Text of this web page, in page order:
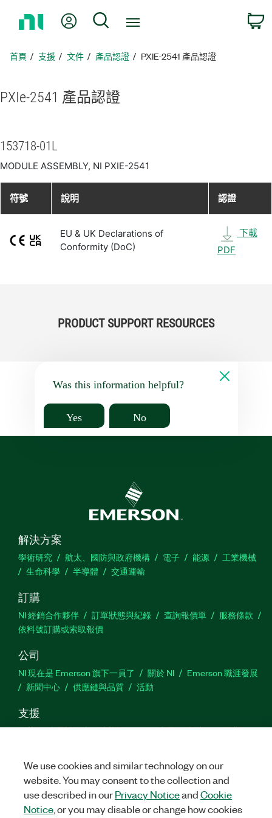
頁
我的帳號 搜尋
首頁 支援 文件 產品認證 PXIE-2541 產品認證
PXIe-2541 產品認證
153718-01L
MODULE ASSEMBLY, NI PXIE-2541
符號 說明 認證
EU & UK Declarations of
Conformity (DoC)
下載
PDF
PRODUCT SUPPORT RESOURCES
Was this information helpful?
Yes No
解決方案
學術研究 航太、國防與政府機構 電子 能源
工業機械
生命科學
半導體 交通運輸
訂購
NI 經銷合作夥伴 訂單狀態與紀錄 查詢報價單
服務條款
依料號訂購或索取報價
公司
NI 現在是 Emerson 旗下一員了 關於 NI
Emerson 職涯發展
新聞中心
供應鏈與品質 活動
支援
下載 產品說明書 討論區 啟動產品 提交服務需求
網
TwitterFacebook
We use cookies and similar technology on our
website. You may consent to the collection and
use described in ourPrivacy NoticeandCookie
Notice, or you may disable or change how cookies